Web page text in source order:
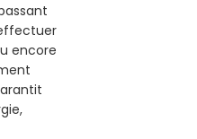
encore